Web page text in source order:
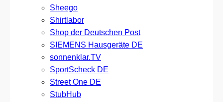
Sheego
Shirtlabor
Shop der Deutschen Post
SIEMENS Hausgeräte DE
sonnenklar.TV
SportScheck DE
Street One DE
StubHub